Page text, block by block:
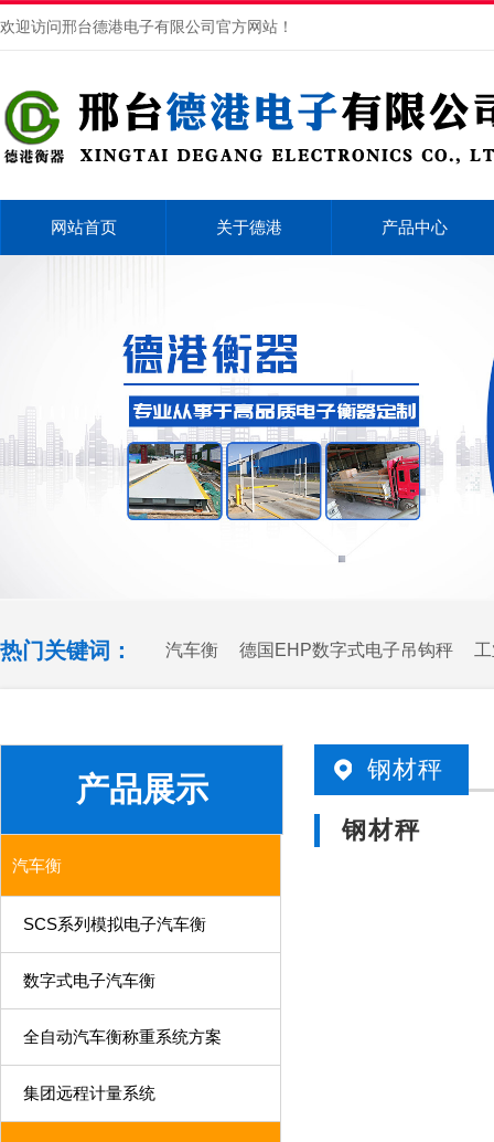
欢迎访问邢台德港电子有限公司官方网站！
网站首页 关于德港 产品中心
热门关键词： 汽车衡 德国EHP数字式电子吊钩秤
统方案
产品展示
汽车衡
SCS系列模拟电子汽车衡
数字式电子汽车衡
全自动汽车衡称重系统方案
集团远程计量系统
钢材秤
钢材秤